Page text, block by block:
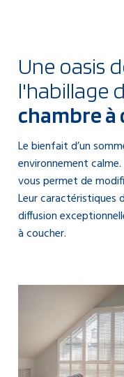
Une oasis
l'habillage
chambre à
Le bienfait d’un
environnement
vous permet de
Leur caractéristiques
diffusion
à coucher.